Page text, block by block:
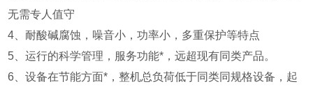
无需专人值守
4、耐酸碱腐蚀，噪音小，功率小，多重保护等特点
5、运行的科学管理，服务功能*，远超现有同类产品。
6、设备在节能方面*，整机总负荷低于同类同规格设备，起